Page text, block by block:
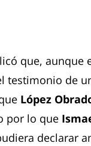
que, aunque
testimonio de
López
por lo que
declarar